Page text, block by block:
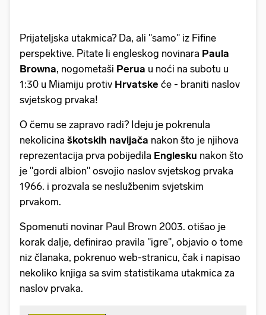
Prijateljska utakmica? Da, ali "samo" iz Fifine
perspektive. Pitate li engleskog novinara Paula
Browna, nogometaši Perua u noći na subotu u
1:30 u Miamiju protiv Hrvatske će - braniti naslov
svjetskog prvaka!
O čemu se zapravo radi? Ideju je pokrenula
nekolicina škotskih navijača nakon što je njihova
reprezentacija prva pobijedila Englesku nakon što
je "gordi albion" osvojio naslov svjetskog prvaka
1966. i prozvala se neslužbenim svjetskim
prvakom.
Spomenuti novinar Paul Brown 2003. otišao je
korak dalje, definirao pravila "igre", objavio o tome
niz članaka, pokrenuo web-stranicu, čak i napisao
nekoliko knjiga sa svim statistikama utakmica za
naslov prvaka.